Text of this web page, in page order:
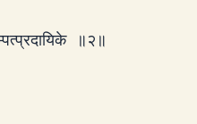
॥२॥